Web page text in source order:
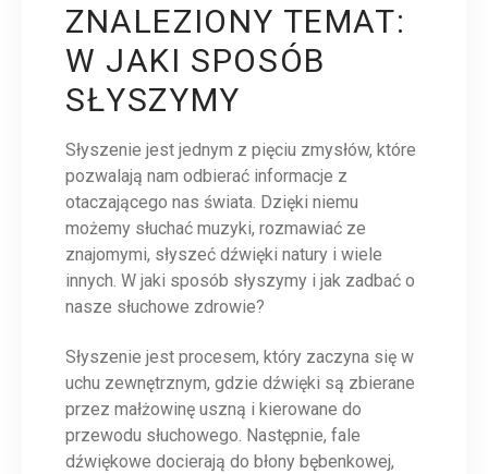
ZNALEZIONY TEMAT:
W JAKI SPOSÓB
SŁYSZYMY
Słyszenie jest jednym z pięciu zmysłów, które
pozwalają nam odbierać informacje z
otaczającego nas świata. Dzięki niemu
możemy słuchać muzyki, rozmawiać ze
znajomymi, słyszeć dźwięki natury i wiele
innych. W jaki sposób słyszymy i jak zadbać o
nasze słuchowe zdrowie?
Słyszenie jest procesem, który zaczyna się w
uchu zewnętrznym, gdzie dźwięki są zbierane
przez małżowinę uszną i kierowane do
przewodu słuchowego. Następnie, fale
dźwiękowe docierają do błony bębenkowej,